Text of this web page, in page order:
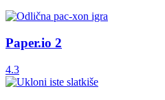
Paper.io 2
4.3